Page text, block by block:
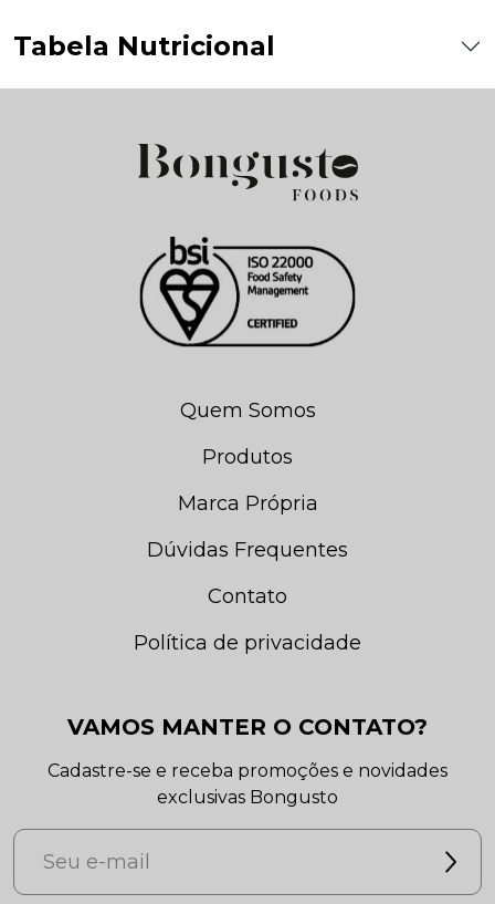
Tabela Nutricional
Quem Somos
Produtos
Marca Própria
Dúvidas Frequentes
Contato
Política de privacidade
VAMOS MANTER O CONTATO?
Cadastre-se e receba promoções e novidades
exclusivas Bongusto